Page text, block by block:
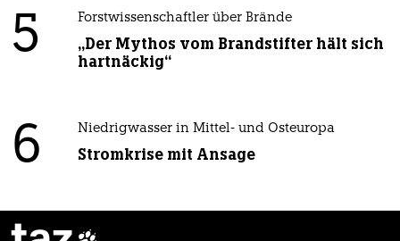
5 Forstwissenschaftler über Brände
„Der Mythos vom Brandstifter hält sich
hartnäckig“
6 Niedrigwasser in Mittel- und Osteuropa
Stromkrise mit Ansage